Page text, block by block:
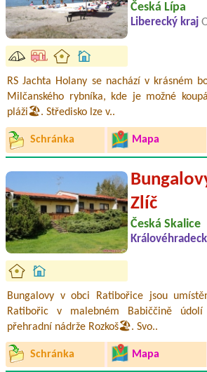
Česká Lípa
Liberecký kraj
RS Jachta Holany se nachází v krásném
Milčanského rybníka, kde je možné
pláži🏖️. Středisko lze v..
Schránka Mapa
Zlíč
Česká Skalice
Bungalovy v obci Ratibořice jsou
Ratibořic v malebném Babiččině
přehradní nádrže Rozkoš🏖️. Svo..
Schránka Mapa